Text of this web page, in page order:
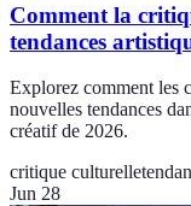
Comment la
tendances
Explorez comment les
nouvelles tendances
créatif de 2026.
critique culturelle
Jun 28